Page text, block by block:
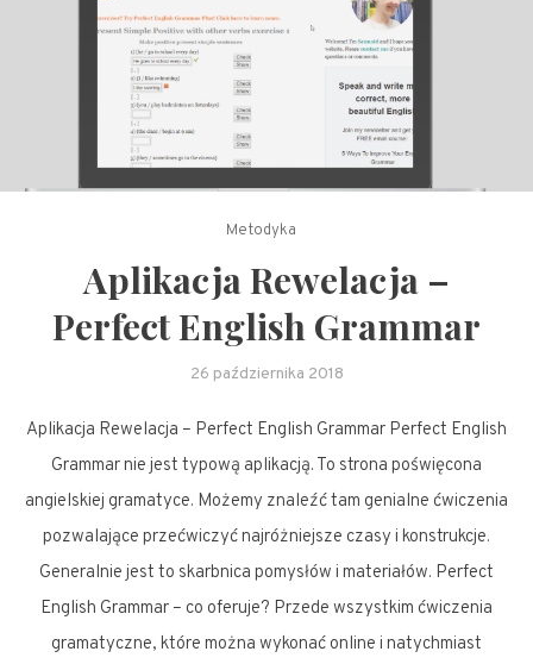
Metodyka
Aplikacja Rewelacja –
Perfect English Grammar
26 października 2018
Aplikacja Rewelacja – Perfect English Grammar Perfect English
Grammar nie jest typową aplikacją. To strona poświęcona
angielskiej gramatyce. Możemy znaleźć tam genialne ćwiczenia
pozwalające przećwiczyć najróżniejsze czasy i konstrukcje.
Generalnie jest to skarbnica pomysłów i materiałów. Perfect
English Grammar – co oferuje? Przede wszystkim ćwiczenia
gramatyczne, które można wykonać online i natychmiast